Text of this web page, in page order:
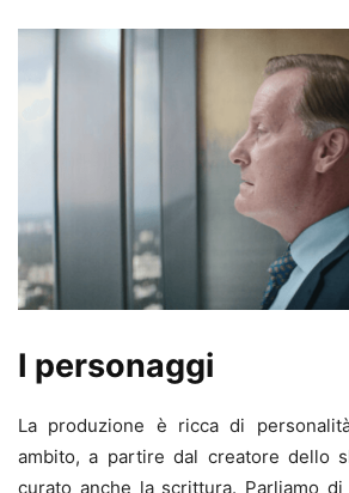
I personaggi
La produzione è ricca di
ambito, a partire dal creatore dello
curato anche la scrittura. Parliamo di